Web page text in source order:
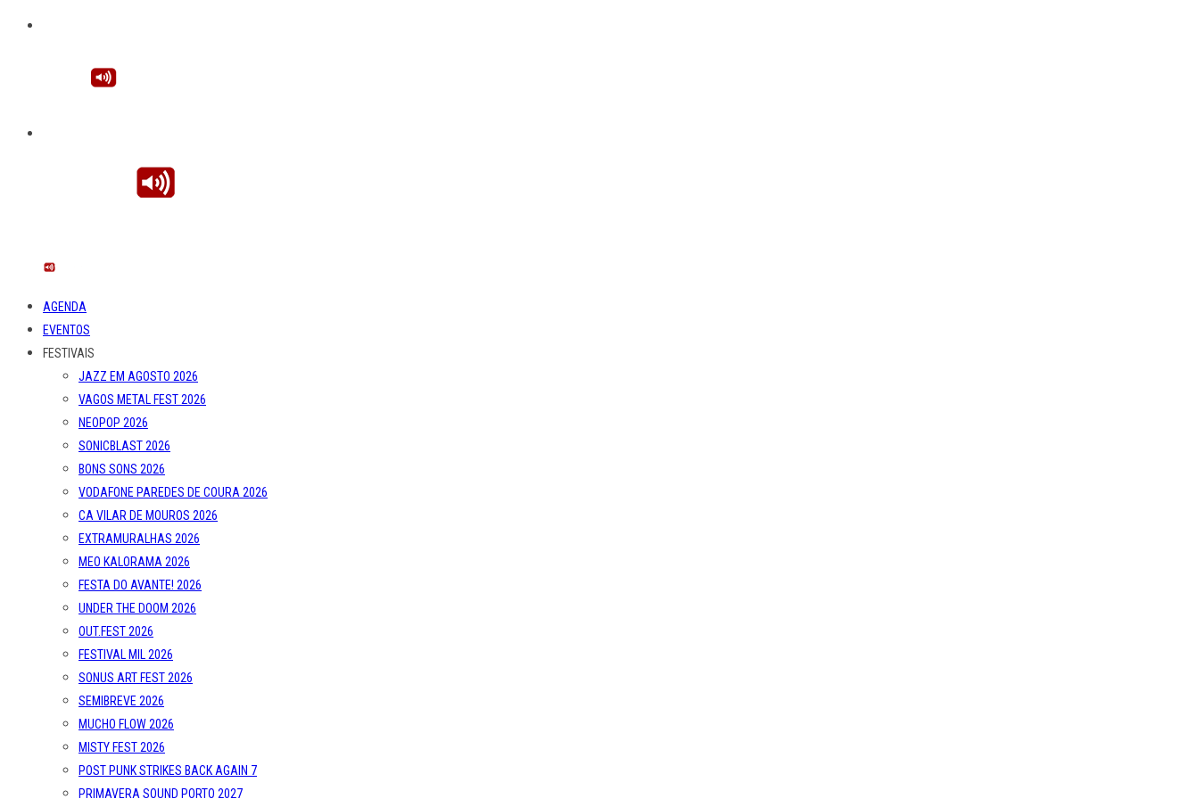
AGENDA
EVENTOS
FESTIVAIS
JAZZ EM AGOSTO 2026
VAGOS METAL FEST 2026
NEOPOP 2026
SONICBLAST 2026
BONS SONS 2026
VODAFONE PAREDES DE COURA 2026
CA VILAR DE MOUROS 2026
EXTRAMURALHAS 2026
MEO KALORAMA 2026
FESTA DO AVANTE! 2026
UNDER THE DOOM 2026
OUT.FEST 2026
FESTIVAL MIL 2026
SONUS ART FEST 2026
SEMIBREVE 2026
MUCHO FLOW 2026
MISTY FEST 2026
POST PUNK STRIKES BACK AGAIN 7
PRIMAVERA SOUND PORTO 2027